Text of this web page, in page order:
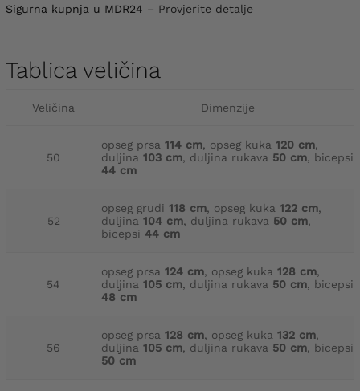
Sigurna kupnja u MDR24 – Provjerite detalje
Tablica veličina
Veličina Dimenzije
50
opseg prsa 114 cm, opseg kuka 120 cm,
duljina 103 cm, duljina rukava 50 cm, bicepsi
44 cm
52
opseg grudi 118 cm, opseg kuka 122 cm,
duljina 104 cm, duljina rukava 50 cm,
bicepsi 44 cm
54
opseg prsa 124 cm, opseg kuka 128 cm,
duljina 105 cm, duljina rukava 50 cm, bicepsi
48 cm
56
opseg prsa 128 cm, opseg kuka 132 cm,
duljina 105 cm, duljina rukava 50 cm, bicepsi
50 cm